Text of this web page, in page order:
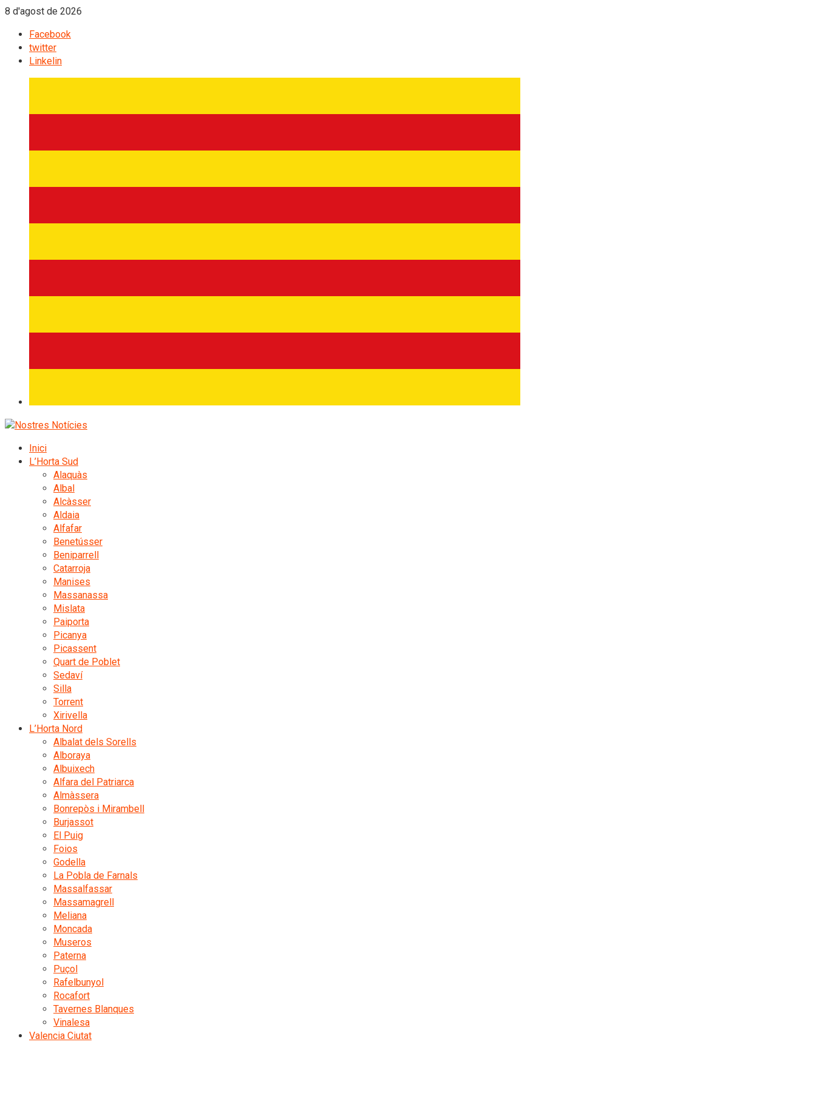
8 d'agost de 2026
Facebook
twitter
Linkelin
Inici
L’Horta Sud
Alaquàs
Albal
Alcàsser
Aldaia
Alfafar
Benetússer
Beniparrell
Catarroja
Manises
Massanassa
Mislata
Paiporta
Picanya
Picassent
Quart de Poblet
Sedaví
Silla
Torrent
Xirivella
L’Horta Nord
Albalat dels Sorells
Alboraya
Albuixech
Alfara del Patriarca
Almàssera
Bonrepòs i Mirambell
Burjassot
El Puig
Foios
Godella
La Pobla de Farnals
Massalfassar
Massamagrell
Meliana
Moncada
Museros
Paterna
Puçol
Rafelbunyol
Rocafort
Tavernes Blanques
Vinalesa
Valencia Ciutat